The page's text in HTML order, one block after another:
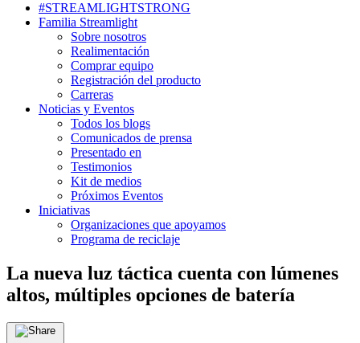
#STREAMLIGHTSTRONG
Familia Streamlight
Sobre nosotros
Realimentación
Comprar equipo
Registración del producto
Carreras
Noticias y Eventos
Todos los blogs
Comunicados de prensa
Presentado en
Testimonios
Kit de medios
Próximos Eventos
Iniciativas
Organizaciones que apoyamos
Programa de reciclaje
La nueva luz táctica cuenta con lúmenes
altos, múltiples opciones de batería